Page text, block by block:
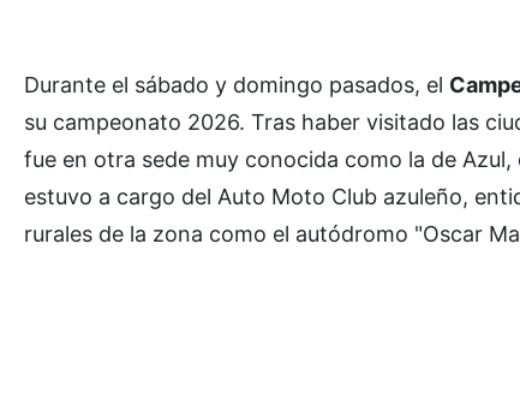
Durante el sábado y domingo pasados, el
su campeonato 2026. Tras haber visitado las
fue en otra sede muy conocida como la de
estuvo a cargo del Auto Moto Club azuleño,
rurales de la zona como el autódromo "Oscar